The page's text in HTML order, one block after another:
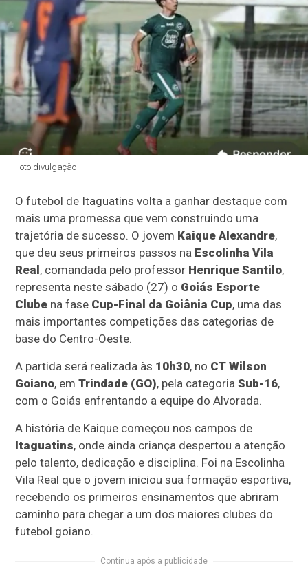
Foto divulgação
O futebol de Itaguatins volta a ganhar destaque com
mais uma promessa que vem construindo uma
trajetória de sucesso. O jovem Kaique Alexandre,
que deu seus primeiros passos na Escolinha Vila
Real, comandada pelo professor Henrique Santilo,
representa neste sábado (27) o Goiás Esporte
Clube na fase Cup-Final da Goiânia Cup, uma das
mais importantes competições das categorias de
base do Centro-Oeste.
A partida será realizada às 10h30, no CT Wilson
Goiano, emTrindade (GO), pela categoriaSub-16,
com o Goiás enfrentando a equipe do Alvorada.
A história de Kaique começou nos campos de
Itaguatins, onde ainda criança despertou a atenção
pelo talento, dedicação e disciplina. Foi na Escolinha
Vila Real que o jovem iniciou sua formação esportiva,
recebendo os primeiros ensinamentos que abriram
caminho para chegar a um dos maiores clubes do
futebol goiano.
Continua após a publicidade